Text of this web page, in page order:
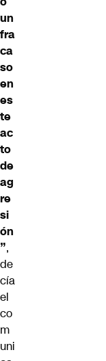
un
fra
ca
so
en
es
te
ac
to
de
ag
re
si
ón
”,
de
cía
el
co
m
uni